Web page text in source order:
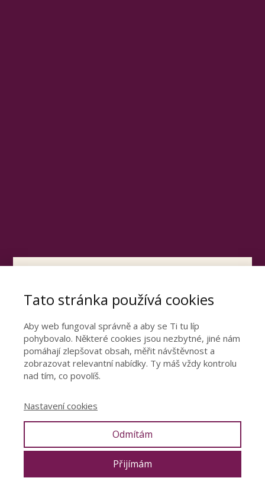
šťastnému vztahu
Podívejte se video, ve kterém se dozvíte
nejdůležitější poznatky z mé 15leté praxe.
CHCI ŠŤASTNÝ VZTAH
© 2019 Denisa Říha Palečková |Ochrana osobních údajů|Obchodní
Tato stránka používá cookies
Aby web fungoval správně a aby se Ti tu líp
pohybovalo. Některé cookies jsou nezbytné, jiné nám
pomáhají zlepšovat obsah, měřit návštěvnost a
zobrazovat relevantní nabídky. Ty máš vždy kontrolu
nad tím, co povolíš.
Nastavení cookies
Odmítám
Přijímám